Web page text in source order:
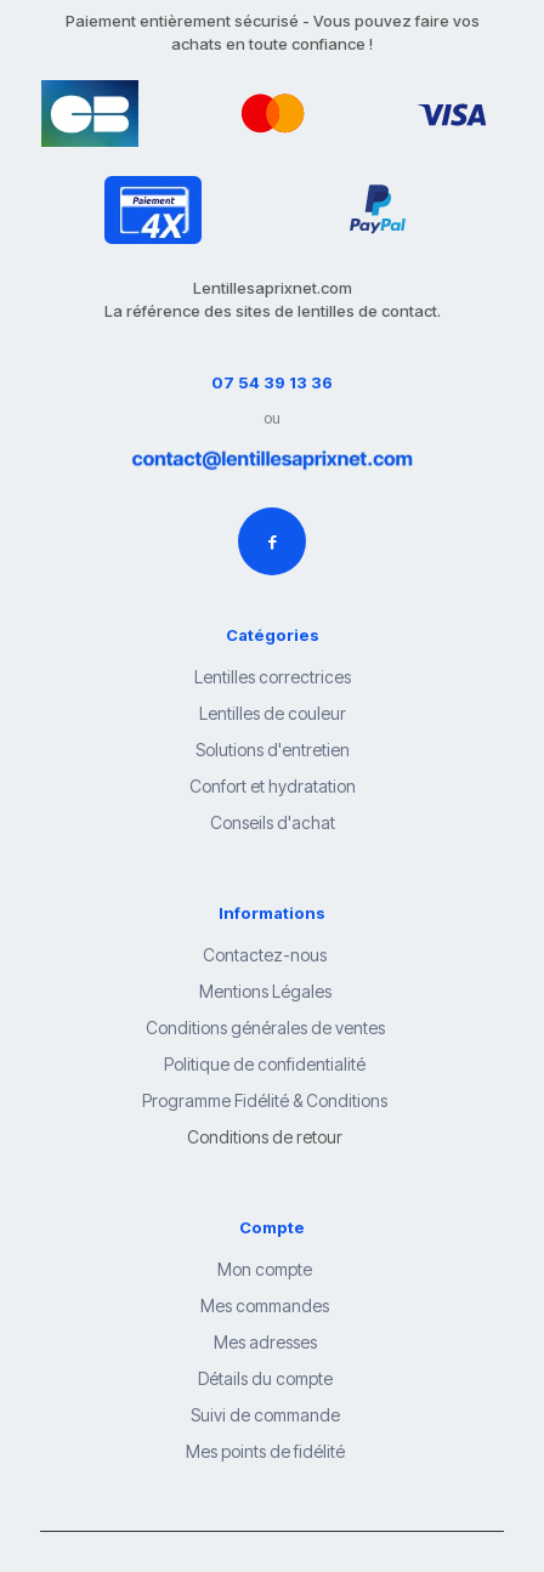
Paiement entièrement sécurisé - Vous pouvez faire vos
achats en toute confiance !
Lentillesaprixnet.com
La référence des sites de lentilles de contact.
07 54 39 13 36
ou
Catégories
Lentilles correctrices
Lentilles de couleur
Solutions d'entretien
Confort et hydratation
Conseils d'achat
Informations
Contactez-nous
Mentions Légales
Conditions générales de ventes
Politique de confidentialité
Programme Fidélité & Conditions
Conditions de retour
Compte
Mon compte
Mes commandes
Mes adresses
Détails du compte
Suivi de commande
Mes points de fidélité